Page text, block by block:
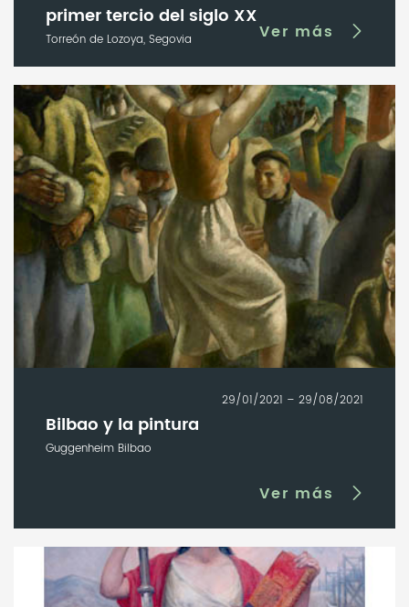
primer tercio del siglo XX
Torreón de Lozoya, Segovia Ver más
29/01/2021 – 29/08/2021
Bilbao y la pintura
Guggenheim Bilbao
Ver más